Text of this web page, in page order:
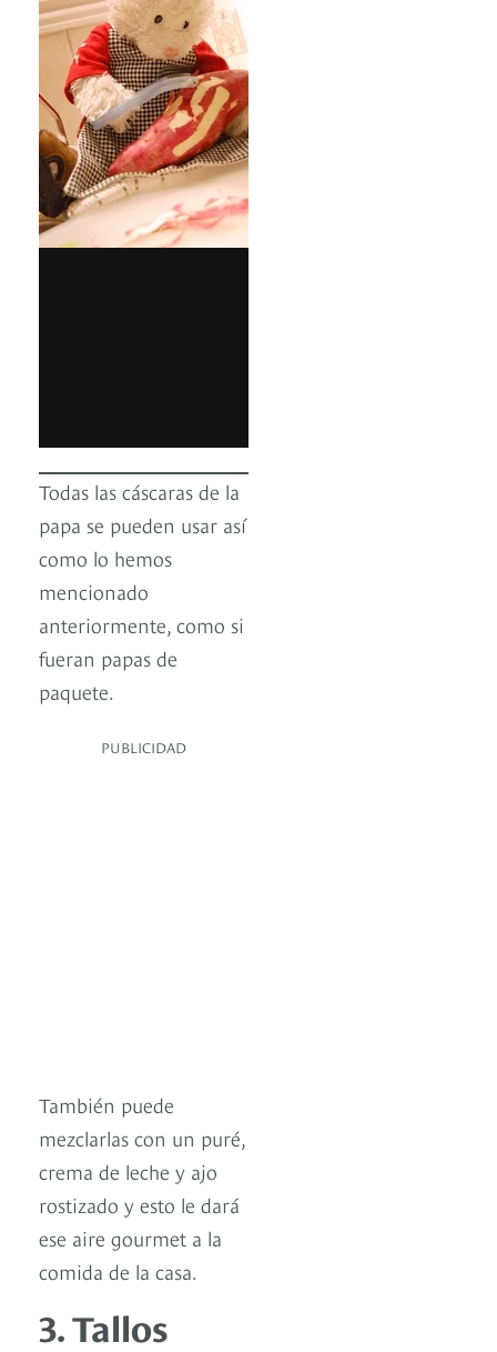
Todas las cáscaras de la
papa se pueden usar así
como lo hemos
mencionado
anteriormente, como si
fueran papas de
paquete.
PUBLICIDAD
También puede
mezclarlas con un puré,
crema de leche y ajo
rostizado y esto le dará
ese aire gourmet a la
comida de la casa.
3. Tallos